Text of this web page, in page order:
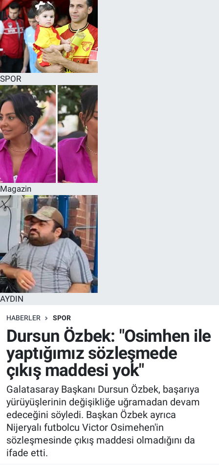
SPOR
Magazin
AYDIN
HABERLER SPOR
Dursun Özbek: "Osimhen ile
yaptığımız sözleşmede
çıkış maddesi yok"
Galatasaray Başkanı Dursun Özbek, başarıya
yürüyüşlerinin değişikliğe uğramadan devam
edeceğini söyledi. Başkan Özbek ayrıca
Nijeryalı futbolcu Victor Osimehen'in
sözleşmesinde çıkış maddesi olmadığını da
ifade etti.